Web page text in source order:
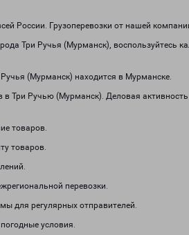
России. Грузоперевозки от нашей
Три Ручья (Мурманск), воспользуйтесь
(Мурманск) находится в Мурманске.
Три Ручью (Мурманск). Деловая
товаров.
товаров.
перевозки.
для регулярных отправителей.
условия.